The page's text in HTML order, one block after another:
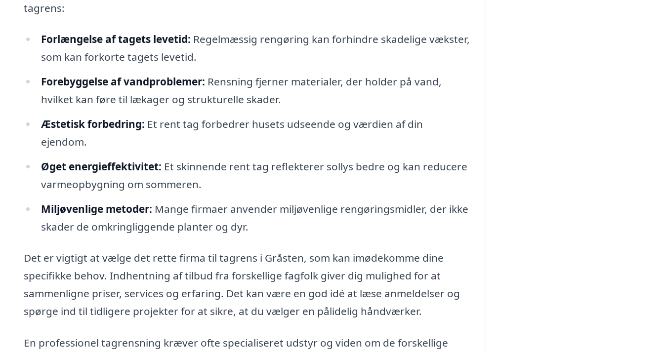
tagrens:
Forlængelse af tagets levetid: Regelmæssig rengøring kan forhindre skadelige vækster,
som kan forkorte tagets levetid.
Forebyggelse af vandproblemer: Rensning fjerner materialer, der holder på vand,
hvilket kan føre til lækager og strukturelle skader.
Æstetisk forbedring: Et rent tag forbedrer husets udseende og værdien af din
ejendom.
Øget energieffektivitet: Et skinnende rent tag reflekterer sollys bedre og kan reducere
varmeopbygning om sommeren.
Miljøvenlige metoder: Mange firmaer anvender miljøvenlige rengøringsmidler, der ikke
skader de omkringliggende planter og dyr.
Det er vigtigt at vælge det rette firma til tagrens i Gråsten, som kan imødekomme dine
specifikke behov. Indhentning af tilbud fra forskellige fagfolk giver dig mulighed for at
sammenligne priser, services og erfaring. Det kan være en god idé at læse anmeldelser og
spørge ind til tidligere projekter for at sikre, at du vælger en pålidelig håndværker.
En professionel tagrensning kræver ofte specialiseret udstyr og viden om de forskellige